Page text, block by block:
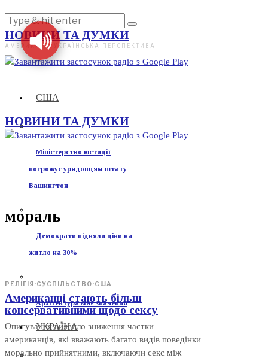
НОВИНИ ТА ДУМКИ
АМЕРИКАНО-УКРАЇНСЬКА ПЕРСПЕКТИВА
США
Міністерство юстиції
погрожує урядовцям штату
Вашингтон
Демократи підняли ціни на
житло на 30%
Архітектура має значення
УКРАЇНА
НОВИНИ ТА ДУМКИ
мораль
РЕЛІГІЯ·СУСПІЛЬСТВО·США
Американці стають більш
консервативними щодо сексу
Опитування виявило зниження частки
американців, які вважають багато видів поведінки
морально прийнятними, включаючи секс між